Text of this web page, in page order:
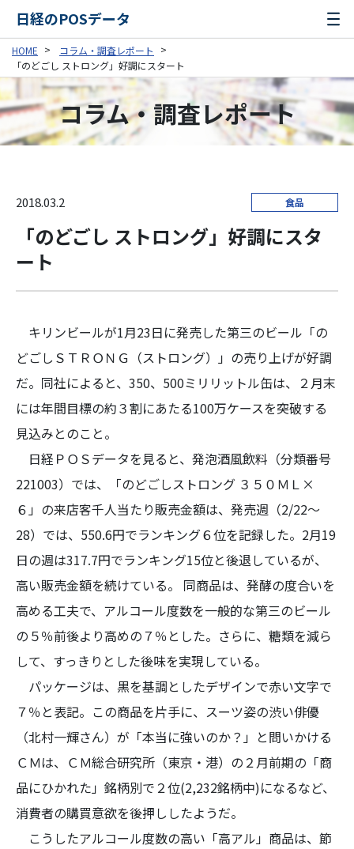
日経のPOSデータ
HOME
コラム・調査レポート
「のどごし ストロング」好調にスタート
コラム・調査レポート
2018.03.2 食品
「のどごし ストロング」好調にスタ
ート
キリンビールが1月23日に発売した第三のビール「の
どごしＳＴＲＯＮＧ（ストロング）」の売り上げが好調
だ。同社によると、350、500ミリリットル缶は、２月末
には年間目標の約３割にあたる100万ケースを突破する
見込みとのこと。
日経ＰＯＳデータを見ると、発泡酒風飲料（分類番号
221003）では、「のどごしストロング ３５０ＭＬ×
６」の来店客千人当たり販売金額は、発売週（2/22～
28）では、550.6円でランキング６位を記録した。2月19
日の週は317.7円でランキング15位と後退しているが、
高い販売金額を続けている。 同商品は、発酵の度合いを
高める工夫で、アルコール度数を一般的な第三のビール
の５％前後より高めの７％とした。さらに、糖類を減ら
して、すっきりとした後味を実現している。
パッケージは、黒を基調としたデザインで赤い文字で
７％と表記。この商品を片手に、スーツ姿の渋い俳優
（北村一輝さん）が「本当に強いのか？」と問いかける
ＣＭは、ＣＭ総合研究所（東京・港）の２月前期の「商
品にひかれた」銘柄別で２位(2,232銘柄中)になるなど、
消費者の購買意欲を後押ししたようだ。
こうしたアルコール度数の高い「高アル」商品は、節